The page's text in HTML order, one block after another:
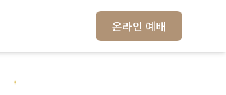
온라인 예배